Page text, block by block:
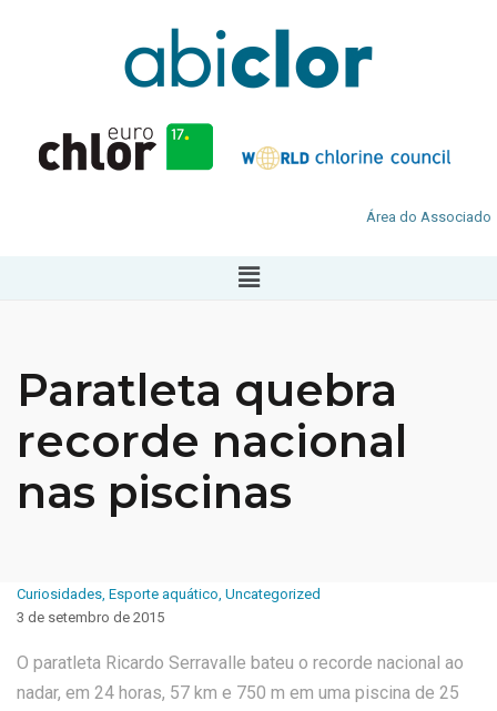
Área do Associado
Paratleta quebra
recorde nacional
nas piscinas
Curiosidades, Esporte aquático, Uncategorized
3 de setembro de 2015
O paratleta Ricardo Serravalle bateu o recorde nacional ao
nadar, em 24 horas, 57 km e 750 m em uma piscina de 25